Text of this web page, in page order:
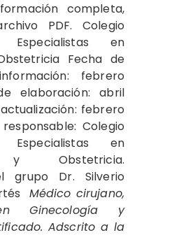
completa,
PDF. Colegio
Especialistas en
Fecha de
febrero
elaboración: abril
febrero
Colegio
Especialistas en
y Obstetricia.
grupo Dr. Silverio
Médico cirujano,
Ginecología y
Adscrito a la